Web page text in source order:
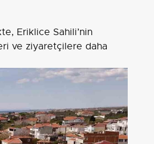
Eriklice Sahili’nin
ve ziyaretçilere daha